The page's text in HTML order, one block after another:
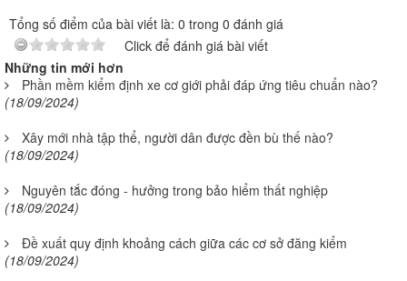
Tổng số điểm của bài viết là: 0 trong 0 đánh giá
Click để đánh giá bài viết
Những tin mới hơn
Phần mềm kiểm định xe cơ giới phải đáp ứng tiêu chuẩn nào?
(18/09/2024)
Xây mới nhà tập thể, người dân được đền bù thế nào?
(18/09/2024)
Nguyên tắc đóng - hưởng trong bảo hiểm thất nghiệp
(18/09/2024)
Đề xuất quy định khoảng cách giữa các cơ sở đăng kiểm
(18/09/2024)